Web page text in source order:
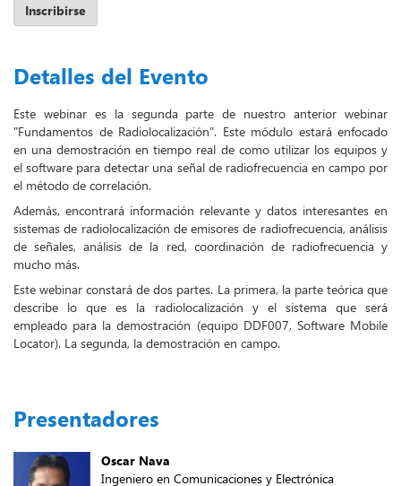
Inscribirse
Detalles del Evento
Este webinar es la segunda parte de nuestro anterior webinar
"Fundamentos de Radiolocalización". Este módulo estará enfocado
en una demostración en tiempo real de como utilizar los equipos y
el software para detectar una señal de radiofrecuencia en campo por
el método de correlación.
Además, encontrará información relevante y datos interesantes en
sistemas de radiolocalización de emisores de radiofrecuencia, análisis
de señales, análisis de la red, coordinación de radiofrecuencia y
mucho más.
Este webinar constará de dos partes. La primera, la parte teórica que
describe lo que es la radiolocalización y el sistema que será
empleado para la demostración (equipo DDF007, Software Mobile
Locator). La segunda, la demostración en campo.
Presentadores
Oscar Nava
Ingeniero en Comunicaciones y Electrónica